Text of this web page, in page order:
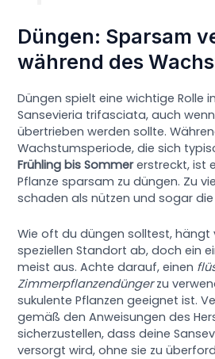
Düngen: Sparsam
während des
Düngen spielt eine wichtige Rolle
Sansevieria trifasciata, auch
übertrieben werden sollte.
Wachstumsperiode, die sich
Frühling bis Sommererstreckt, ist
Pflanze sparsam zu düngen. Zu
schaden als nützen und sogar
Wie oft du düngen solltest, hängt
speziellen Standort ab, doch ein
meist aus. Achte darauf, einen
Zimmerpflanzendüngerzu
sukulente Pflanzen geeignet ist.
gemäß den Anweisungen des
sicherzustellen, dass deine
versorgt wird, ohne sie zu